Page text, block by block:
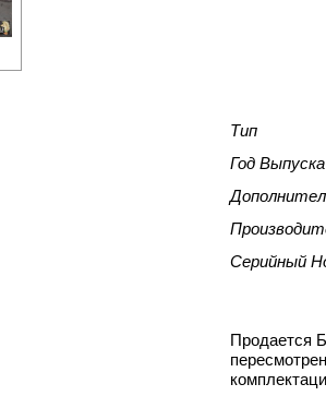
Тип
Год Выпуска
Серийный
Продается